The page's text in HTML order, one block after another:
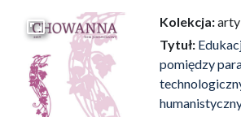
Przejdź do zbioru
Kolekcja:
Tytuł:
pomiędzy